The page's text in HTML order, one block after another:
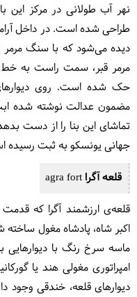
نهر آب طولانی در مرکز این
طراحی شده‌ است. در داخل
دیده می‌شود که با سنگ
مرمر قبر، سمت راست به خط
حک شده است. روی دیوارهای
مضمون عدالت نوشته شده
تماشای این بنا را از دست
جهانی یونسکو به ثبت رسیده
قلعه آگرا agra fort
قلعه‌ی ارزشمند آگرا که
اکبر شاه، پادشاه مغول
ماسه سرخ رنگ با
امپراتوری مغولی هند یا
دیوارهای قلعه، خندقی وجود